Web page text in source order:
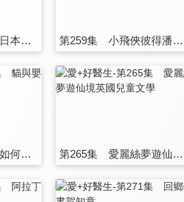
第257集 浦島太郎日本童話 第259集 小飛俠彼得潘蘇格蘭小說
第264集 貓與嬰兒如何共處？ 第265集 愛麗絲夢遊仙境英國兒童文學